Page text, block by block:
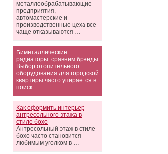
металлообрабатывающие
предприятия,
автомастерские и
производственные цеха все
чаще отказываются …
Биметаллические
радиаторы: сравним бренды
Выбор отопительного
оборудования для городской
квартиры часто упирается в
поиск …
Как оформить интерьер
антресольного этажа в
стиле бохо
Антресольный этаж в стиле
бохо часто становится
любимым уголком в …